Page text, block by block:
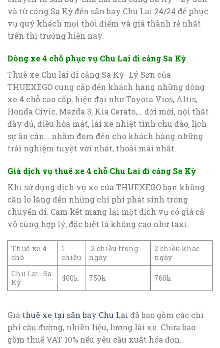
và từ cảng Sa Kỳ đến sân bay Chu Lai 24/24 để phục
vụ quý khách mọi thời điểm và giá thành rẻ nhất
trên thị trường hiện nay.
Dòng xe 4 chỗ phục vụ Chu Lai đi cảng Sa Kỳ
Thuê xe Chu lai đi cảng Sa Kỳ- Lý Sơn của
THUEXEGO cung cấp đến khách hàng những dòng
xe 4 chỗ cao cấp, hiện đại như Toyota Vios, Altis,
Honda Civic, Mazda 3, Kia Cerato,… đời mới, nội thất
đầy đủ, điều hòa mát, lái xe nhiệt tình chu đáo, lịch
sự ân cần… nhằm đem đến cho khách hàng những
trải nghiệm tuyệt vời nhất, thoải mái nhất.
Giá dịch vụ thuê xe 4 chỗ Chu Lai đi cảng Sa Kỳ
Khi sử dụng dịch vụ xe của THUEXEGO bạn không
cần lo lắng đến những chi phí phát sinh trong
chuyến đi. Cam kết mang lại một dịch vụ có giá cả
vô cùng hợp lý, đặc biệt là không cao như taxi.
Thuê xe 4
chô
1
chiều
2 chiều trong
ngày
2 chiều khác
ngày
Chu Lai- Sa
Kỳ
400k 750k 760k
Giá thuê xe tại sân bay Chu Lai đã bao gồm các chi
phí cầu đường, nhiên liệu, lương lái xe. Chưa bao
gồm thuế VAT 10% nếu yêu cầu xuất hóa đơn.